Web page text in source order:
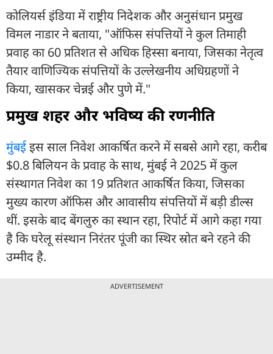
कोलियर्स इंडिया में राष्ट्रीय निदेशक और अनुसंधान प्रमुख
विमल नाडार ने बताया, "ऑफिस संपत्तियों ने कुल तिमाही
प्रवाह का 60 प्रतिशत से अधिक हिस्सा बनाया, जिसका नेतृत्व
तैयार वाणिज्यिक संपत्तियों के उल्लेखनीय अधिग्रहणों ने
किया, खासकर चेन्नई और पुणे में."
प्रमुख शहर और भविष्य की रणनीति
मुंबईइस साल निवेश आकर्षित करने में सबसे आगे रहा, करीब
$0.8 बिलियन के प्रवाह के साथ, मुंबई ने 2025 में कुल
संस्थागत निवेश का 19 प्रतिशत आकर्षित किया, जिसका
मुख्य कारण ऑफिस और आवासीय संपत्तियों में बड़ी डील्स
थीं. इसके बाद बेंगलुरु का स्थान रहा, रिपोर्ट में आगे कहा गया
है कि घरेलू संस्थान निरंतर पूंजी का स्थिर स्रोत बने रहने की
उम्मीद है.
ADVERTISEMENT